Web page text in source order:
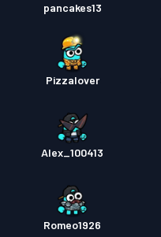
pancakes13
Pizzalover
Alex_100413
Romeo1926